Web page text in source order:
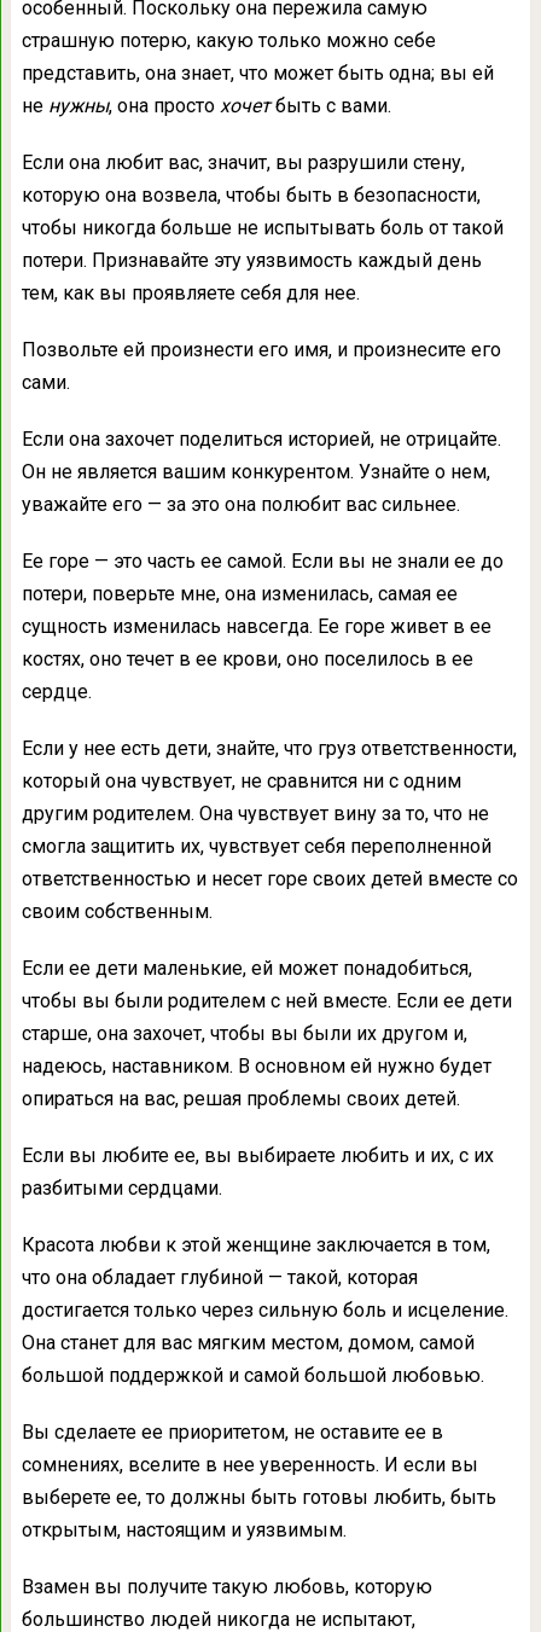
особенный. Поскольку она пережила самую
страшную потерю, какую только можно себе
представить, она знает, что может быть одна; вы ей
не нужны, она просто хочетбыть с вами.
Если она любит вас, значит, вы разрушили стену,
которую она возвела, чтобы быть в безопасности,
чтобы никогда больше не испытывать боль от такой
потери. Признавайте эту уязвимость каждый день
тем, как вы проявляете себя для нее.
Позвольте ей произнести его имя, и произнесите его
сами.
Если она захочет поделиться историей, не отрицайте.
Он не является вашим конкурентом. Узнайте о нем,
уважайте его — за это она полюбит вас сильнее.
Ее горе — это часть ее самой. Если вы не знали ее до
потери, поверьте мне, она изменилась, самая ее
сущность изменилась навсегда. Ее горе живет в ее
костях, оно течет в ее крови, оно поселилось в ее
сердце.
Если у нее есть дети, знайте, что груз ответственности,
который она чувствует, не сравнится ни с одним
другим родителем. Она чувствует вину за то, что не
смогла защитить их, чувствует себя переполненной
ответственностью и несет горе своих детей вместе со
своим собственным.
Если ее дети маленькие, ей может понадобиться,
чтобы вы были родителем с ней вместе. Если ее дети
старше, она захочет, чтобы вы были их другом и,
надеюсь, наставником. В основном ей нужно будет
опираться на вас, решая проблемы своих детей.
Если вы любите ее, вы выбираете любить и их, с их
разбитыми сердцами.
Красота любви к этой женщине заключается в том,
что она обладает глубиной — такой, которая
достигается только через сильную боль и исцеление.
Она станет для вас мягким местом, домом, самой
большой поддержкой и самой большой любовью.
Вы сделаете ее приоритетом, не оставите ее в
сомнениях, вселите в нее уверенность. И если вы
выберете ее, то должны быть готовы любить, быть
открытым, настоящим и уязвимым.
Взамен вы получите такую любовь, которую
большинство людей никогда не испытают,